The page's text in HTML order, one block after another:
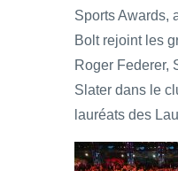
Sports Awards,
Bolt rejoint les
Roger Federer,
Slater dans le
lauréats des